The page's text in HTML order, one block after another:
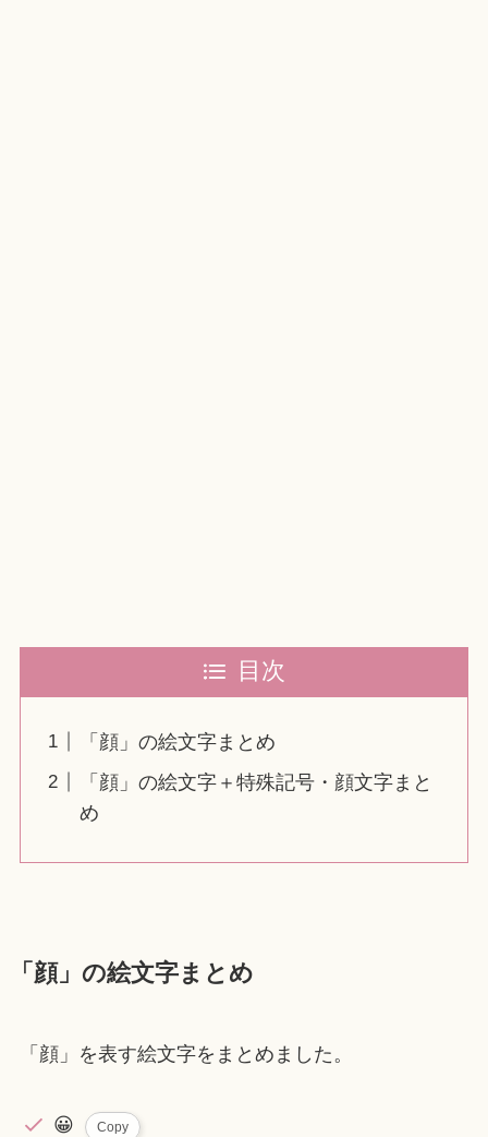
目次
「顔」の絵文字まとめ
「顔」の絵文字＋特殊記号・顔文字まと
め
「顔」の絵文字まとめ
「顔」を表す絵文字をまとめました。
😀 Copy